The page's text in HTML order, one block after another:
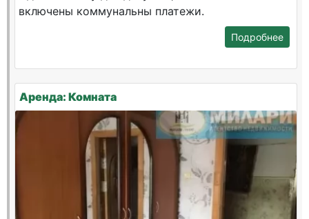
включены коммунальны платежи.
Подробнее
Аренда: Комната